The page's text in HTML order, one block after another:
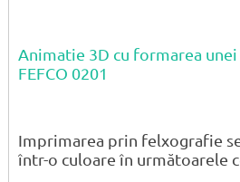
Animatie 3D cu formarea unei
FEFCO 0201
Imprimarea prin felxografie
într-o culoare în următoarele